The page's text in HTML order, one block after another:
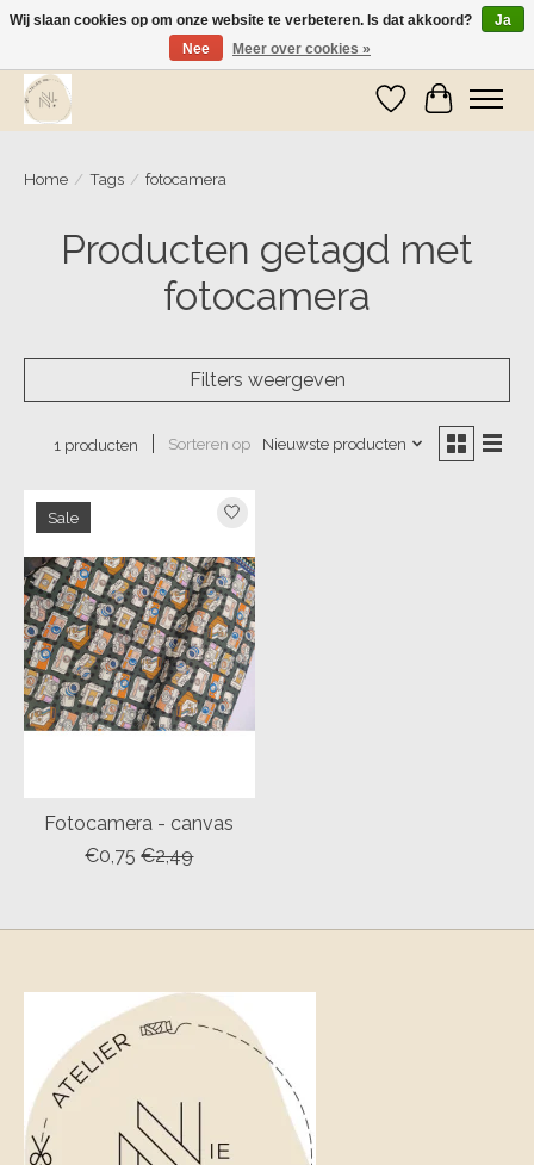
Wij zijn op vakantie! Vanaf zaterdag 9 mei worden er weer pakketjes verzonden
Verlanglijst
Home / Tags / fotocamera
Producten getagd met
fotocamera
Filters weergeven
1 producten Sorteren op Nieuwste producten
Sale
Fotocamera - canvas
€0,75 €2,49
Wij slaan cookies op om onze website te verbeteren. Is dat akkoord?
Ja
Nee
Meer over cookies »